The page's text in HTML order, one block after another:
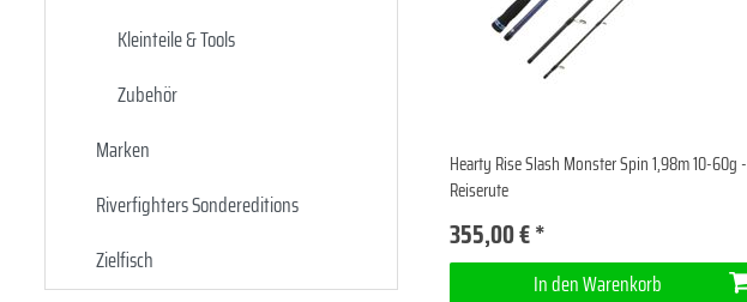
Kleinteile & Tools
Zubehör
Marken
Riverfighters Sondereditions
Zielfisch
Hearty Rise Slash Monster Spin 1,98m 10-60g -
Reiserute
355,00 € *
In den Warenkorb